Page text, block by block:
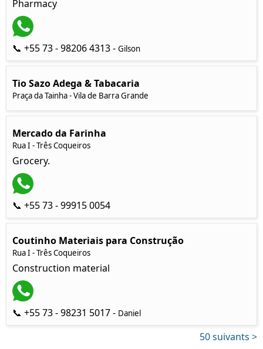
Pharmacy
📞 +55 73 - 98206 4313 - Gilson
Tio Sazo Adega & Tabacaria
Praça da Tainha - Vila de Barra Grande
Mercado da Farinha
Rua I - Três Coqueiros
Grocery.
📞 +55 73 - 99915 0054
Coutinho Materiais para Construção
Rua I - Três Coqueiros
Construction material
📞 +55 73 - 98231 5017 - Daniel
50 suivants >